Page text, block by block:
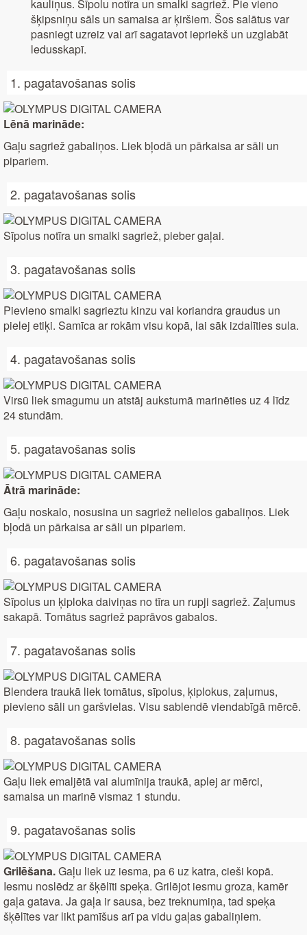
kauliņus. Sīpolu notīra un smalki sagriež. Pie vieno
šķipsniņu sāls un samaisa ar ķiršiem. Šos salātus var
pasniegt uzreiz vai arī sagatavot iepriekš un uzglabāt
ledusskapī.
1. pagatavošanas solis
Lēnā marināde:
Gaļu sagriež gabaliņos. Liek bļodā un pārkaisa ar sāli un
pipariem.
2. pagatavošanas solis
Sīpolus notīra un smalki sagriež, pieber gaļai.
3. pagatavošanas solis
Pievieno smalki sagrieztu kinzu vai koriandra graudus un
pielej etiķi. Samīca ar rokām visu kopā, lai sāk izdalīties sula.
4. pagatavošanas solis
Virsū liek smagumu un atstāj aukstumā marinēties uz 4 līdz
24 stundām.
5. pagatavošanas solis
Ātrā marināde:
Gaļu noskalo, nosusina un sagriež nelielos gabaliņos. Liek
bļodā un pārkaisa ar sāli un pipariem.
6. pagatavošanas solis
Sīpolus un ķiploka daiviņas no tīra un rupji sagriež. Zaļumus
sakapā. Tomātus sagriež paprāvos gabalos.
7. pagatavošanas solis
Blendera traukā liek tomātus, sīpolus, ķiplokus, zaļumus,
pievieno sāli un garšvielas. Visu sablendē viendabīgā mērcē.
8. pagatavošanas solis
Gaļu liek emaljētā vai alumīnija traukā, aplej ar mērci,
samaisa un marinē vismaz 1 stundu.
9. pagatavošanas solis
Grilēšana.Gaļu liek uz iesma, pa 6 uz katra, cieši kopā.
Iesmu noslēdz ar šķēlīti speķa. Grilējot iesmu groza, kamēr
gaļa gatava. Ja gaļa ir sausa, bez treknumiņa, tad speķa
šķēlītes var likt pamīšus arī pa vidu gaļas gabaliņiem.